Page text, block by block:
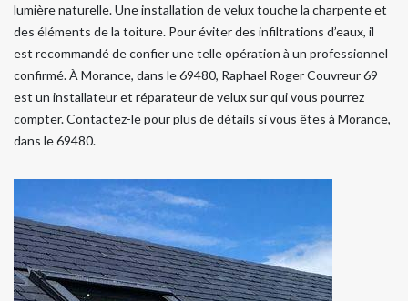
lumière naturelle. Une installation de velux touche la charpente et
des éléments de la toiture. Pour éviter des infiltrations d’eaux, il
est recommandé de confier une telle opération à un professionnel
confirmé. À Morance, dans le 69480, Raphael Roger Couvreur 69
est un installateur et réparateur de velux sur qui vous pourrez
compter. Contactez-le pour plus de détails si vous êtes à Morance,
dans le 69480.